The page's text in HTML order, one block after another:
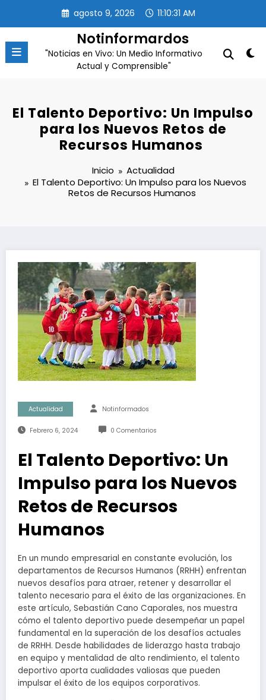
contenido
agosto 9, 2026 11:10:32 AM
Notinformardos
"Noticias en Vivo: Un Medio Informativo
Actual y Comprensible"
El Talento Deportivo: Un Impulso
para los Nuevos Retos de
Recursos Humanos
Inicio
Actualidad
El Talento Deportivo: Un Impulso para los Nuevos
Retos de Recursos Humanos
Actualidad Notinformados
Febrero 6, 2024 0 Comentarios
El Talento Deportivo: Un
Impulso para los Nuevos
Retos de Recursos
Humanos
En un mundo empresarial en constante evolución, los
departamentos de Recursos Humanos (RRHH) enfrentan
nuevos desafíos para atraer, retener y desarrollar el
talento necesario para el éxito de las organizaciones. En
este artículo, Sebastián Cano Caporales, nos muestra
cómo el talento deportivo puede desempeñar un papel
fundamental en la superación de los desafíos actuales
de RRHH. Desde habilidades de liderazgo hasta trabajo
en equipo y mentalidad de alto rendimiento, el talento
deportivo aporta cualidades valiosas que pueden
impulsar el éxito de los equipos corporativos.